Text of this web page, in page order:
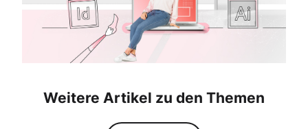
Weitere Artikel zu den Themen